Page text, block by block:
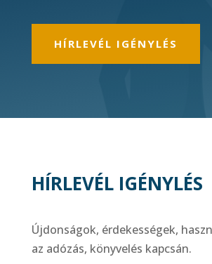
HÍRLEVÉL IGÉNYLÉS
HÍRLEVÉL IGÉNYLÉS
Újdonságok, érdekességek,
az adózás, könyvelés kapcsán.